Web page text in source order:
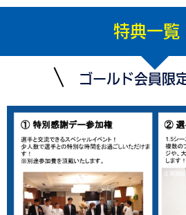
特典一覧
ゴールド会員限